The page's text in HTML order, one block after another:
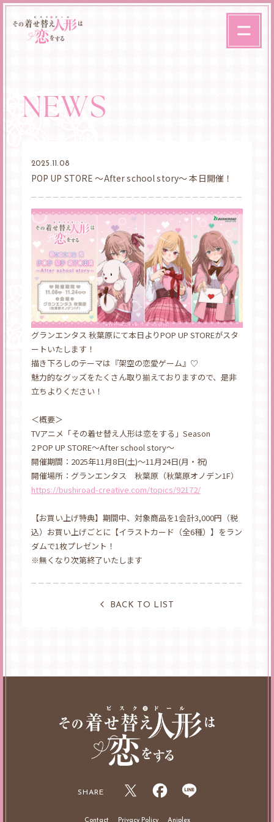
NEWS
2025.11.08
POP UP STORE ～After school story～ 本日開催！
グランエンタス 秋葉原にて本日よりPOP UP STOREがスタ
ートいたします！
描き下ろしのテーマは『架空の恋愛ゲーム』♡
魅力的なグッズをたくさん取り揃えておりますので、是非
立ちよりください！
＜概要＞
TVアニメ「その着せ替え人形は恋をする」Season
2 POP UP STORE～After school story～
開催期間：2025年11月8日(土)～11月24日(月・祝)
開催場所：グランエンタス 秋葉原（秋葉原オノデン1F）
https://bushiroad-creative.com/topics/92172/
【お買い上げ特典】期間中、対象商品を1会計3,000円（税
込）お買い上げごとに【イラストカード（全6種）】をラン
ダムで1枚プレゼント！
※無くなり次第終了いたします
BACK TO LIST
SHARE
Contact Privacy Policy Aniplex